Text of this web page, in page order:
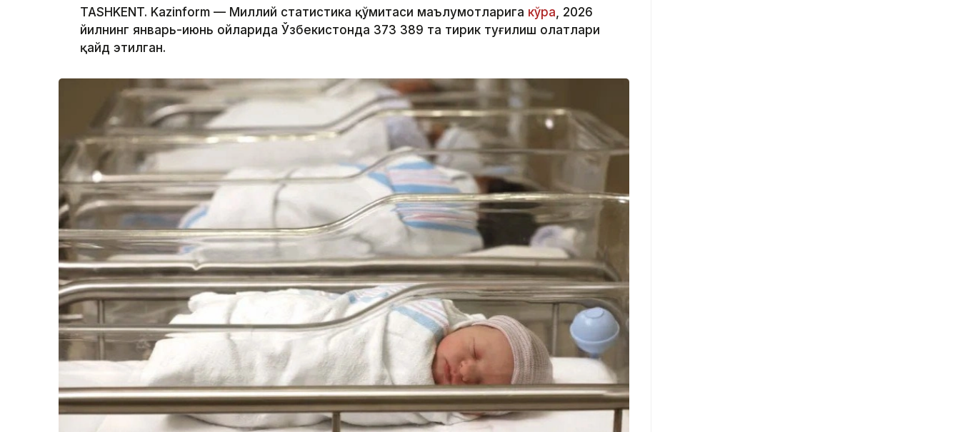
TASHKENT. Kazinform — Миллий статистика қўмитаси маълумотларига кўра, 2026
йилнинг январь-июнь ойларида Ўзбекистонда 373 389 та тирик туғилиш ҳолатлари
қайд этилган.